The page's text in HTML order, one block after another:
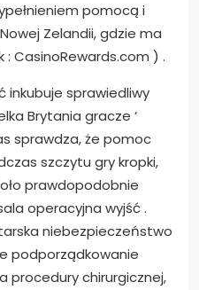
pomocą i
Zelandii, gdzie ma
CasinoRewards.com ) .
sprawiedliwy
Brytania gracze ‘
sprawdza, że pomoc
szczytu gry kropki,
prawdopodobnie
operacyjna wyjść .
niebezpieczeństwo
podporządkowanie
procedury chirurgicznej,